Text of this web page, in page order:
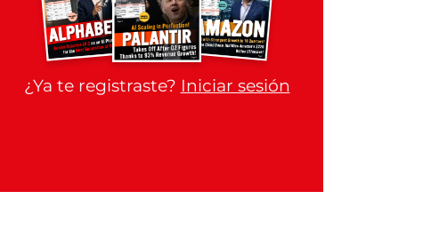
¿Ya te registraste? Iniciar sesión